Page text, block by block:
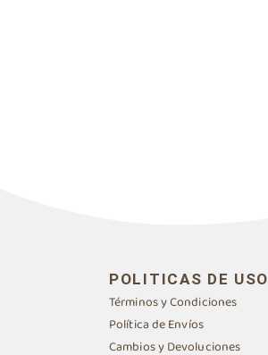
POLITICAS DE USO
Términos y Condiciones
Política de Envíos
Cambios y Devoluciones